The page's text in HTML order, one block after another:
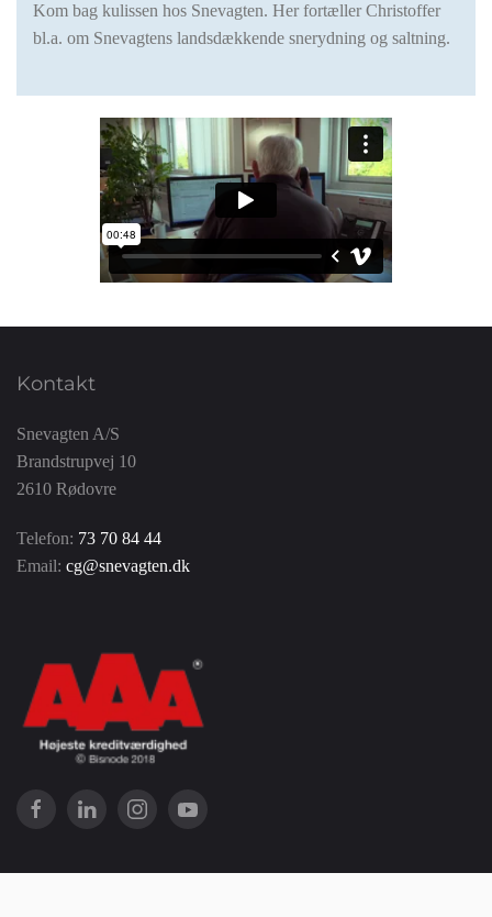
Kom bag kulissen hos Snevagten. Her fortæller Christoffer
bl.a. om Snevagtens landsdækkende snerydning og saltning.
Kontakt
Snevagten A/S
Brandstrupvej 10
2610 Rødovre
Telefon: 73 70 84 44
Email: cg@snevagten.dk